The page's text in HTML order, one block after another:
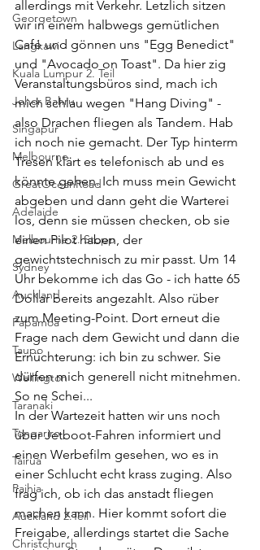
Georgetown
Langkawi
Kuala Lumpur 2. Teil
Johor Bahru
Singapur
Melbourne
GreatOceanRoad
Adelaide
Melbourne 2. Stopp
Sydney
Auckland
Papamoa
Taupo
Wellington
Taranaki
Tongariro
Tairua
Paihia
Auckland 2.Teil
Christchurch
allerdings mit Verkehr. Letzlich sitzen
wir in einem halbwegs gemütlichen
Café und gönnen uns "Egg Benedict"
und "Avocado on Toast". Da hier zig
Veranstaltungsbüros sind, mach ich
mich schlau wegen "Hang Diving" -
also Drachen fliegen als Tandem. Hab
ich noch nie gemacht. Der Typ hinterm
Tresen klärt es telefonisch ab und es
könnte gehen. Ich muss mein Gewicht
abgeben und dann geht die Warterei
los, denn sie müssen checken, ob sie
einen Pilot haben, der
gewichtstechnisch zu mir passt. Um 14
Uhr bekomme ich das Go - ich hatte 65
Dollar bereits angezahlt. Also rüber
zum Meeting-Point. Dort erneut die
Frage nach dem Gewicht und dann die
Ernüchterung: ich bin zu schwer. Sie
dürfen mich generell nicht mitnehmen.
So ne Schei...
In der Wartezeit hatten wir uns noch
über Jetboot-Fahren informiert und
einen Werbefilm gesehen, wo es in
einer Schlucht echt krass zuging. Also
frag ich, ob ich das anstadt fliegen
machen kann. Hier kommt sofort die
Freigabe, allerdings startet die Sache